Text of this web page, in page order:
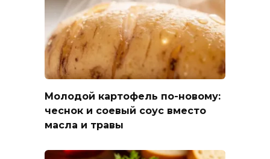
Молодой картофель по-новому:
чеснок и соевый соус вместо
масла и травы